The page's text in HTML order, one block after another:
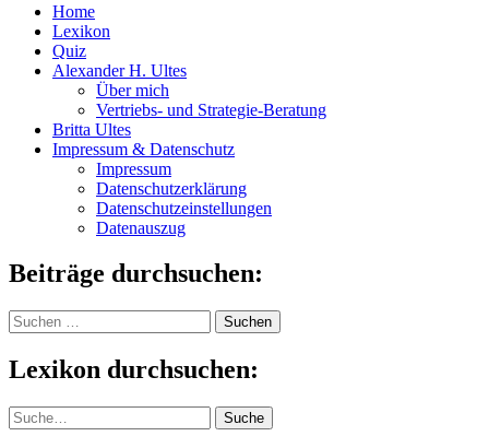
Home
Lexikon
Quiz
Alexander H. Ultes
Über mich
Vertriebs- und Strategie-Beratung
Britta Ultes
Impressum & Datenschutz
Impressum
Datenschutzerklärung
Datenschutzeinstellungen
Datenauszug
Beiträge durchsuchen:
Suchen
nach:
Lexikon durchsuchen:
Suche Suche